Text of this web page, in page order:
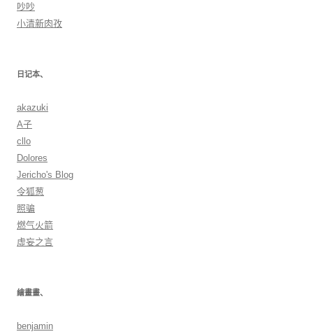
吵吵
小清新肉孜
日记本、
akazuki
A子
cllo
Dolores
Jericho's Blog
令狐葱
照骗
燃气火箭
虛妄之言
繪畫畫、
benjamin